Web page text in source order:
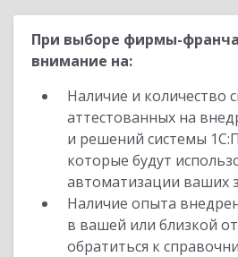
При выборе фирмы-
внимание на:
Наличие и количество
аттестованных на
и решений системы
которые будут
автоматизации ваших
Наличие опыта
в вашей или близкой
обратиться к